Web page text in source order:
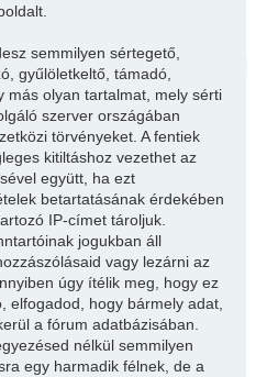
semmilyen sértegető,
gyűlöletkeltő, támadó,
más olyan tartalmat, mely sérti
szerver országában
törvényeket. A fentiek
kitiltáshoz vezethet az
együtt, ha ezt
betartatásának érdekében
IP-címet tároljuk.
jogukban áll
vagy lezárni az
úgy ítélik meg, hogy ez
elfogadod, hogy bármely adat,
a fórum adatbázisában.
nélkül semmilyen
egy harmadik félnek, de a